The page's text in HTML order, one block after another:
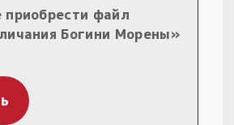
файл
Богини Морены»